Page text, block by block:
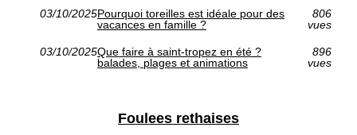
03/10/2025Pourquoi toreilles est idéale pour des
vacances en famille ?
806
vues
03/10/2025Que faire à saint-tropez en été ?
balades, plages et animations
896
vues
Foulees rethaises